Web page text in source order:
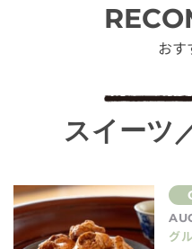
おす
スイーツ
グ